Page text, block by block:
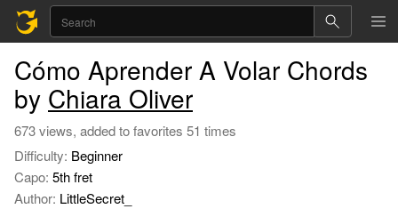
Cómo Aprender A Volar Chords
by Chiara Oliver
673 views, added to favorites 51 times
Difficulty: Beginner
Capo: 5th fret
Author: LittleSecret_